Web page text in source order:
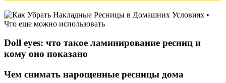
Doll eyes: что такое ламинирование ресниц и
кому оно показано
Чем снимать нарощенные ресницы дома